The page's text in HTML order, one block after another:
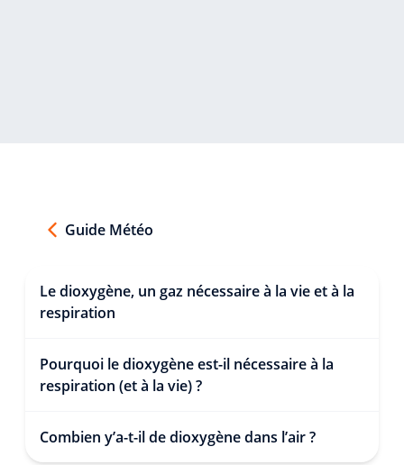
Guide Météo
Le dioxygène, un gaz nécessaire à la vie et à la
respiration
Pourquoi le dioxygène est-il nécessaire à la
respiration (et à la vie) ?
Combien y’a-t-il de dioxygène dans l’air ?